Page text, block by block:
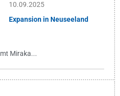
10.09.2025
Expansion in Neuseeland
Miraka...